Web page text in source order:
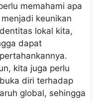
memahami apa
keunikan
lokal kita,
dapat
kita juga perlu
diri terhadap
global, sehingga